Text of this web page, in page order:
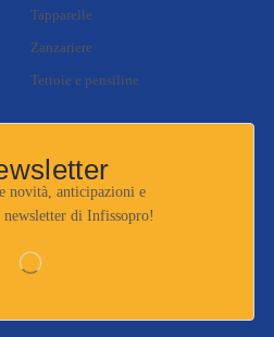
Tapparelle
Zanzariere
Tettoie e pensiline
novità, anticipazioni e
di Infissopro!